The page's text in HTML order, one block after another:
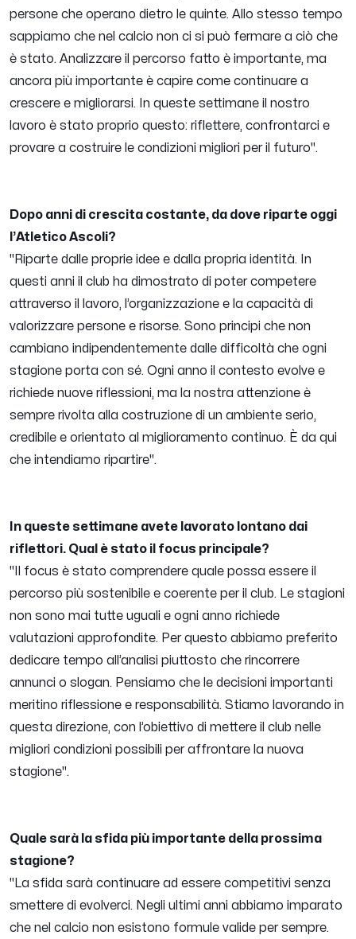
persone che operano dietro le quinte. Allo stesso tempo
sappiamo che nel calcio non ci si può fermare a ciò che
è stato. Analizzare il percorso fatto è importante, ma
ancora più importante è capire come continuare a
crescere e migliorarsi. In queste settimane il nostro
lavoro è stato proprio questo: riflettere, confrontarci e
provare a costruire le condizioni migliori per il futuro".
Dopo anni di crescita costante, da dove riparte oggi
l’Atletico Ascoli?
"Riparte dalle proprie idee e dalla propria identità. In
questi anni il club ha dimostrato di poter competere
attraverso il lavoro, l’organizzazione e la capacità di
valorizzare persone e risorse. Sono principi che non
cambiano indipendentemente dalle difficoltà che ogni
stagione porta con sé. Ogni anno il contesto evolve e
richiede nuove riflessioni, ma la nostra attenzione è
sempre rivolta alla costruzione di un ambiente serio,
credibile e orientato al miglioramento continuo. È da qui
che intendiamo ripartire".
In queste settimane avete lavorato lontano dai
riflettori. Qual è stato il focus principale?
"Il focus è stato comprendere quale possa essere il
percorso più sostenibile e coerente per il club. Le stagioni
non sono mai tutte uguali e ogni anno richiede
valutazioni approfondite. Per questo abbiamo preferito
dedicare tempo all’analisi piuttosto che rincorrere
annunci o slogan. Pensiamo che le decisioni importanti
meritino riflessione e responsabilità. Stiamo lavorando in
questa direzione, con l’obiettivo di mettere il club nelle
migliori condizioni possibili per affrontare la nuova
stagione".
Quale sarà la sfida più importante della prossima
stagione?
"La sfida sarà continuare ad essere competitivi senza
smettere di evolverci. Negli ultimi anni abbiamo imparato
che nel calcio non esistono formule valide per sempre.